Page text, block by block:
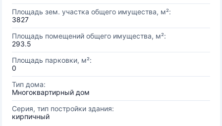
Площадь зем. участка общего имущества, м²:
3827
Площадь помещений общего имущества, м²:
293.5
Площадь парковки, м²:
0
Тип дома:
Многоквартирный дом
Серия, тип постройки здания:
кирпичный